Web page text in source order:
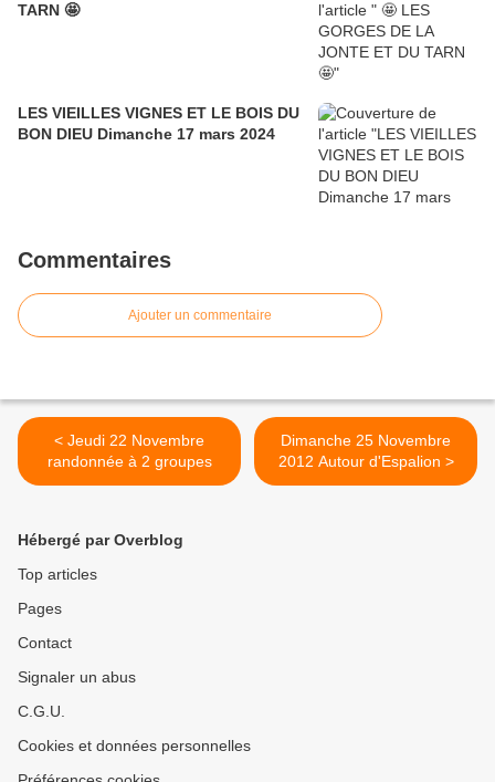
TARN 🤩
LES VIEILLES VIGNES ET LE BOIS DU
BON DIEU Dimanche 17 mars 2024
Commentaires
Ajouter un commentaire
< Jeudi 22 Novembre
randonnée à 2 groupes
Dimanche 25 Novembre
2012 Autour d'Espalion >
Hébergé par Overblog
Top articles
Pages
Contact
Signaler un abus
C.G.U.
Cookies et données personnelles